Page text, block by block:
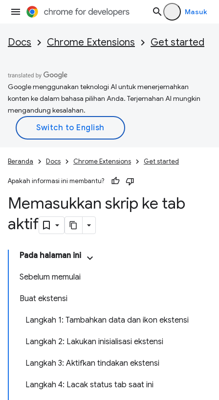
Masuk
Docs Chrome Extensions Get started
Google menggunakan teknologi AI untuk menerjemahkan
konten ke dalam bahasa pilihan Anda. Terjemahan AI mungkin
mengandung kesalahan.
Beranda Docs Chrome Extensions Get started
Apakah informasi ini membantu?
Memasukkan skrip ke tab
aktif
Pada halaman ini
Sebelum memulai
Buat ekstensi
Langkah 1: Tambahkan data dan ikon ekstensi
Langkah 2: Lakukan inisialisasi ekstensi
Langkah 3: Aktifkan tindakan ekstensi
Langkah 4: Lacak status tab saat ini